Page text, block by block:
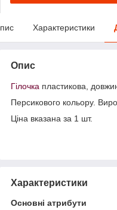
Характеристики
Опис
Гілочка пластикова,
Персикового кольору.
Ціна вказана за 1 шт.
Характеристики
Основні атрибути